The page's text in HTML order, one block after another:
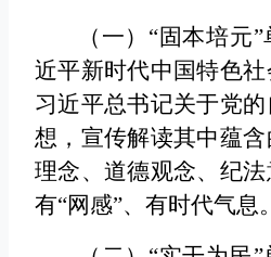
（一）“固本培元
近平新时代中国特色
习近平总书记关于党
想，宣传解读其中蕴
理念、道德观念、纪法
有“网感”、有时代气息。